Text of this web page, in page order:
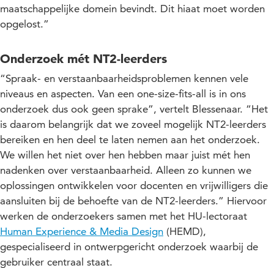
maatschappelijke domein bevindt. Dit hiaat moet worden
opgelost.”
Onderzoek mét NT2-leerders
“Spraak- en verstaanbaarheidsproblemen kennen vele
niveaus en aspecten. Van een one-size-fits-all is in ons
onderzoek dus ook geen sprake”, vertelt Blessenaar. “Het
is daarom belangrijk dat we zoveel mogelijk NT2-leerders
bereiken en hen deel te laten nemen aan het onderzoek.
We willen het niet over hen hebben maar juist mét hen
nadenken over verstaanbaarheid. Alleen zo kunnen we
oplossingen ontwikkelen voor docenten en vrijwilligers die
aansluiten bij de behoefte van de NT2-leerders.” Hiervoor
werken de onderzoekers samen met het HU-lectoraat
Human Experience & Media Design (HEMD),
gespecialiseerd in ontwerpgericht onderzoek waarbij de
gebruiker centraal staat.